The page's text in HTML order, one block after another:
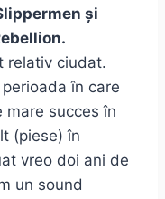
și
relativ ciudat.
în care
succes în
(piese) în
vreo doi ani de
un sound